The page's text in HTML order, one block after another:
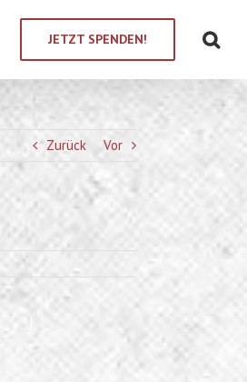
JETZT SPENDEN!
Zurück Vor